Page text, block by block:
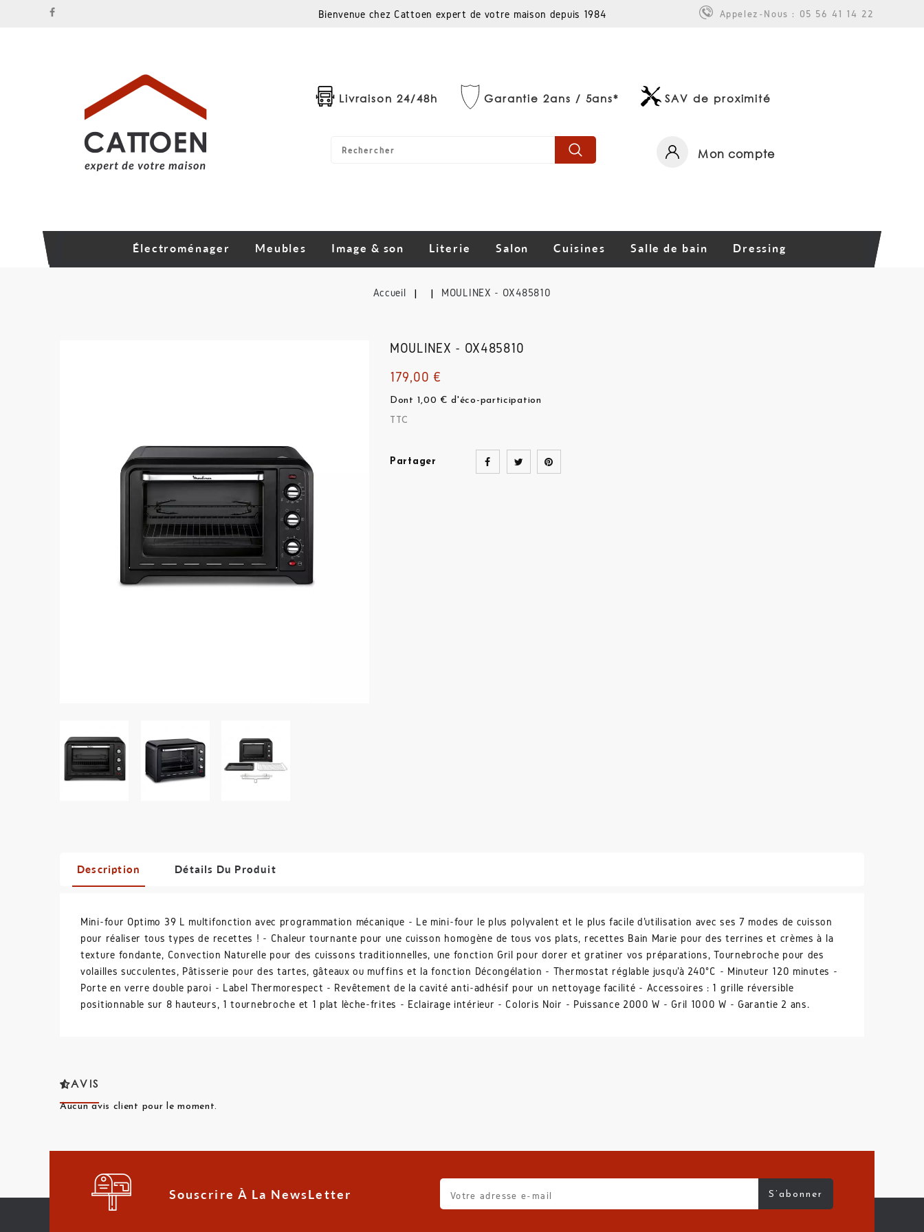
Bienvenue chez Cattoen expert de votre maison depuis 1984 Appelez-Nous : 05 56 41 14 22
Mon compte
Livraison 24/48h Garantie 2ans / 5ans* SAV de proximité
Électroménager Meubles Image & son Literie Salon Cuisines Salle de bain Dressing
Accueil MOULINEX - OX485810
MOULINEX - OX485810
179,00 €
Dont 1,00 € d'éco-participation
TTC
Partager
Description Détails Du Produit
Mini-four Optimo 39 L multifonction avec programmation mécanique - Le mini-four le plus polyvalent et le plus facile d'utilisation avec ses 7 modes de cuisson
pour réaliser tous types de recettes ! - Chaleur tournante pour une cuisson homogène de tous vos plats, recettes Bain Marie pour des terrines et crèmes à la
texture fondante, Convection Naturelle pour des cuissons traditionnelles, une fonction Gril pour dorer et gratiner vos préparations, Tournebroche pour des
volailles succulentes, Pâtisserie pour des tartes, gâteaux ou muffins et la fonction Décongélation - Thermostat réglable jusqu'à 240°C - Minuteur 120 minutes -
Porte en verre double paroi - Label Thermorespect - Revêtement de la cavité anti-adhésif pour un nettoyage facilité - Accessoires : 1 grille réversible
positionnable sur 8 hauteurs, 1 tournebroche et 1 plat lèche-frites - Eclairage intérieur - Coloris Noir - Puissance 2000 W - Gril 1000 W - Garantie 2 ans.
AVIS
Aucun avis client pour le moment.
Souscrire À La NewsLetter